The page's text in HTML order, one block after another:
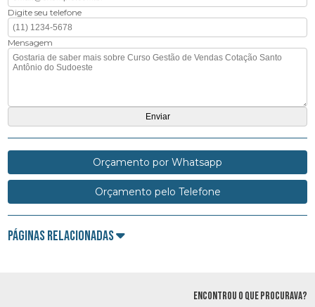
Digite seu telefone
Mensagem
Orçamento por Whatsapp
Orçamento pelo Telefone
Páginas Relacionadas
ENCONTROU O QUE PROCURAVA?